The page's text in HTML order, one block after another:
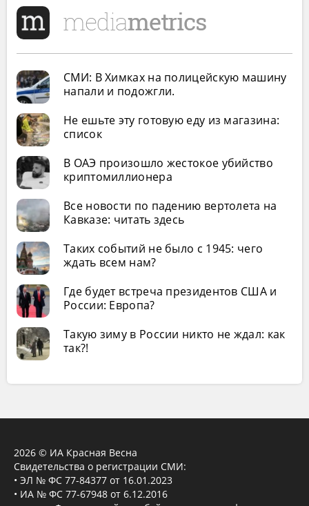
СМИ: В Химках на полицейскую машину
напали и подожгли.
Не ешьте эту готовую еду из магазина:
список
В ОАЭ произошло жестокое убийство
криптомиллионера
Все новости по падению вертолета на
Кавказе: читать здесь
Таких событий не было с 1945: чего
ждать всем нам?
Где будет встреча президентов США и
России: Европа?
Такую зиму в России никто не ждал: как
так?!
2026 © ИА Красная Весна
Свидетельства о регистрации СМИ:
• ЭЛ № ФС 77-84377 от 16.01.2023
• ИА № ФС 77-67948 от 6.12.2016